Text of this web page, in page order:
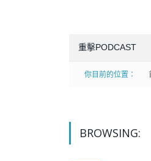
重擊PODCAST
你目前的位置：
BROWSING: